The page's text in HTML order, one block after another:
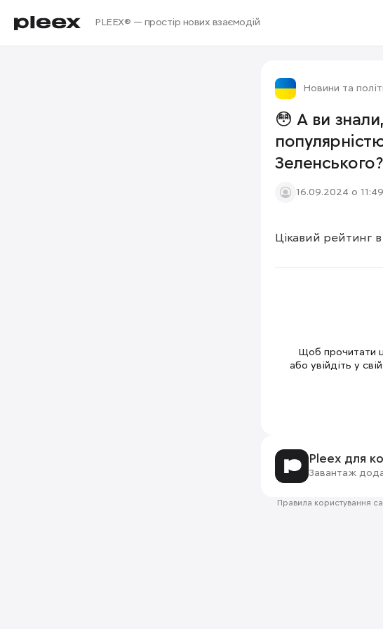
PLEEX® — простір нових взаємодій
Новини та
😳 А ви
Зеленського?
16.09.2024 о 11:49
Цікавий рейтинг
Щоб прочитати
або увійдіть у
Pleex для
Завантаж
Правила користування